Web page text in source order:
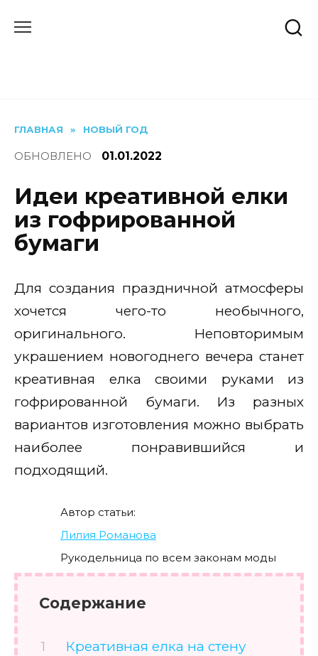
ГЛАВНАЯ » НОВЫЙ ГОД
ОБНОВЛЕНО 01.01.2022
Идеи креативной елки
из гофрированной
бумаги
Для создания праздничной атмосферы
хочется чего-то необычного,
оригинального. Неповторимым
украшением новогоднего вечера станет
креативная елка своими руками из
гофрированной бумаги. Из разных
вариантов изготовления можно выбрать
наиболее понравившийся и
подходящий.
Автор статьи:
Лилия Романова
Рукодельница по всем законам моды
Содержание
Креативная елка на стену